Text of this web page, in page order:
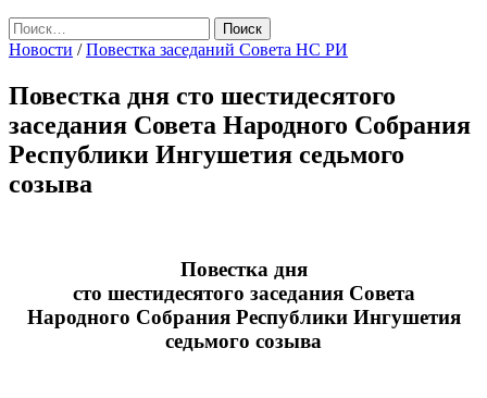
Найти:
Новости /Повестка заседаний Совета НС РИ
Повестка дня сто шестидесятого
заседания Совета Народного Собрания
Республики Ингушетия седьмого
созыва
Повестка дня
сто шестидесятого заседания Совета
Народного Собрания Республики Ингушетия
седьмого созыва